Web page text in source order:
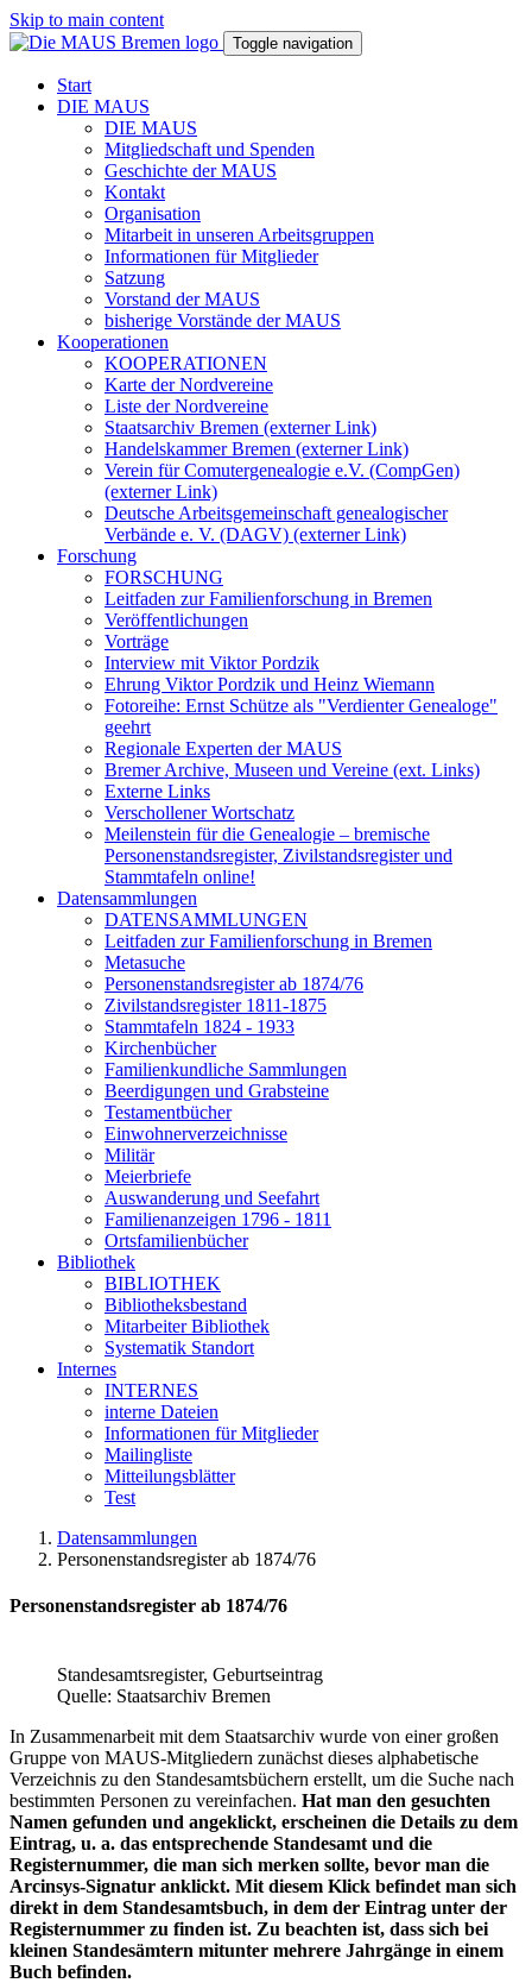
Skip to main content
Toggle navigation
Start
DIE MAUS
DIE MAUS
Mitgliedschaft und Spenden
Geschichte der MAUS
Kontakt
Organisation
Mitarbeit in unseren Arbeitsgruppen
Informationen für Mitglieder
Satzung
Vorstand der MAUS
bisherige Vorstände der MAUS
Kooperationen
KOOPERATIONEN
Karte der Nordvereine
Liste der Nordvereine
Staatsarchiv Bremen (externer Link)
Handelskammer Bremen (externer Link)
Verein für Comutergenealogie e.V. (CompGen)
(externer Link)
Deutsche Arbeitsgemeinschaft genealogischer
Verbände e. V. (DAGV) (externer Link)
Forschung
FORSCHUNG
Leitfaden zur Familienforschung in Bremen
Veröffentlichungen
Vorträge
Interview mit Viktor Pordzik
Ehrung Viktor Pordzik und Heinz Wiemann
Fotoreihe: Ernst Schütze als "Verdienter Genealoge"
geehrt
Regionale Experten der MAUS
Bremer Archive, Museen und Vereine (ext. Links)
Externe Links
Verschollener Wortschatz
Meilenstein für die Genealogie – bremische
Personenstandsregister, Zivilstandsregister und
Stammtafeln online!
Datensammlungen
DATENSAMMLUNGEN
Leitfaden zur Familienforschung in Bremen
Metasuche
Personenstandsregister ab 1874/76
Zivilstandsregister 1811-1875
Stammtafeln 1824 - 1933
Kirchenbücher
Familienkundliche Sammlungen
Beerdigungen und Grabsteine
Testamentbücher
Einwohnerverzeichnisse
Militär
Meierbriefe
Auswanderung und Seefahrt
Familienanzeigen 1796 - 1811
Ortsfamilienbücher
Bibliothek
BIBLIOTHEK
Bibliotheksbestand
Mitarbeiter Bibliothek
Systematik Standort
Internes
INTERNES
interne Dateien
Informationen für Mitglieder
Mailingliste
Mitteilungsblätter
Test
Datensammlungen
Personenstandsregister ab 1874/76
Personenstandsregister ab 1874/76
Standesamtsregister, Geburtseintrag
Quelle: Staatsarchiv Bremen
In Zusammenarbeit mit dem Staatsarchiv wurde von einer großen
Gruppe von MAUS-Mitgliedern zunächst dieses alphabetische
Verzeichnis zu den Standesamtsbüchern erstellt, um die Suche nach
bestimmten Personen zu vereinfachen. Hat man den gesuchten
Namen gefunden und angeklickt, erscheinen die Details zu dem
Eintrag, u. a. das entsprechende Standesamt und die
Registernummer, die man sich merken sollte, bevor man die
Arcinsys-Signatur anklickt. Mit diesem Klick befindet man sich
direkt in dem Standesamtsbuch, in dem der Eintrag unter der
Registernummer zu finden ist. Zu beachten ist, dass sich bei
kleinen Standesämtern mitunter mehrere Jahrgänge in einem
Buch befinden.